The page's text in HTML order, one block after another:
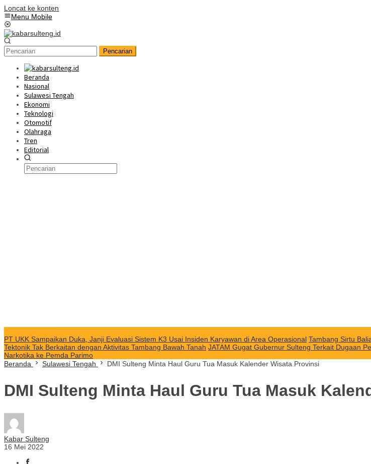
Loncat ke konten
Menu Mobile
Pencarian
Beranda
Nasional
Sulawesi Tengah
Ekonomi
Teknologi
Otomotif
Olahraga
Tren
Editorial
PT UKK Sampaikan Duka, Janji Evaluasi Sistem K3 Usai Insiden Karyawan di Area Operasional Tambang Sirtu
Tektonik Tak Berkaitan dengan Aktivitas Tambang Bawah Tanah JATAM Gugat Gubernur Sulteng Terkait Dugaan
Narkotika ke Pemda Parimo
Beranda
Sulawesi Tengah DMI Sulteng Minta Haul Guru Tua Masuk Kalender Wisata Provinsi
DMI Sulteng Minta Haul Guru Tua Masuk
Kabar Sulteng
16 Mei 2022